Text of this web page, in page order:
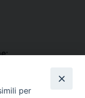
lunedì a
per